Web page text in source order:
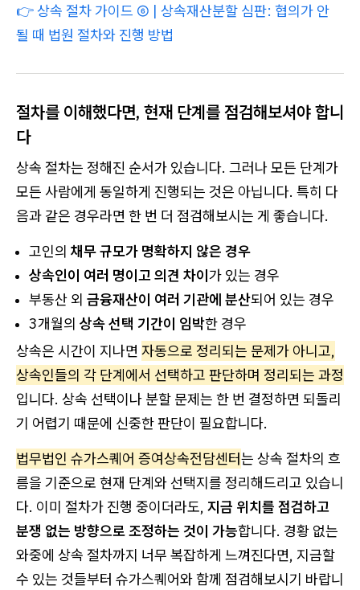
👉상속 절차 가이드 ⑥ | 상속재산분할 심판: 협의가 안
될 때 법원 절차와 진행 방법
절차를 이해했다면, 현재 단계를 점검해보셔야 합니
다
상속 절차는 정해진 순서가 있습니다. 그러나 모든 단계가
모든 사람에게 동일하게 진행되는 것은 아닙니다. 특히 다
음과 같은 경우라면 한 번 더 점검해보시는 게 좋습니다.
고인의 채무 규모가 명확하지 않은 경우
상속인이 여러 명이고 의견 차이가 있는 경우
부동산 외 금융재산이 여러 기관에 분산되어 있는 경우
3개월의 상속 선택 기간이 임박한 경우
상속은 시간이 지나면 자동으로 정리되는 문제가 아니고,
상속인들의 각 단계에서 선택하고 판단하며 정리되는 과정
입니다. 상속 선택이나 분할 문제는 한 번 결정하면 되돌리
기 어렵기 때문에 신중한 판단이 필요합니다.
법무법인 슈가스퀘어 증여상속전담센터는 상속 절차의 흐
름을 기준으로 현재 단계와 선택지를 정리해드리고 있습니
다. 이미 절차가 진행 중이더라도, 지금 위치를 점검하고
분쟁 없는 방향으로 조정하는 것이 가능합니다. 경황 없는
와중에 상속 절차까지 너무 복잡하게 느껴진다면, 지금할
수 있는 것들부터 슈가스퀘어와 함께 점검해보시기 바랍니